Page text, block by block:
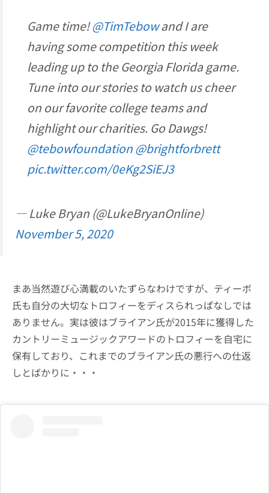
Game time!@TimTebowand I are
having some competition this week
leading up to the Georgia Florida game.
Tune into our stories to watch us cheer
on our favorite college teams and
highlight our charities. Go Dawgs!
@tebowfoundation@brightforbrett
pic.twitter.com/0eKg2SiEJ3
— Luke Bryan (@LukeBryanOnline)
November 5, 2020
まあ当然遊び心満載のいたずらなわけですが、ティーボ
氏も自分の大切なトロフィーをディスられっぱなしでは
ありません。実は彼はブライアン氏が2015年に獲得した
カントリーミュージックアワードのトロフィーを自宅に
保有しており、これまでのブライアン氏の悪行への仕返
しとばかりに・・・